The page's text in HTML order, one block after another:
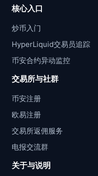
核心入口
炒币入门
HyperLiquid交易员追踪
币安合约异动监控
交易所与社群
币安注册
欧易注册
交易所返佣服务
电报交流群
关于与说明